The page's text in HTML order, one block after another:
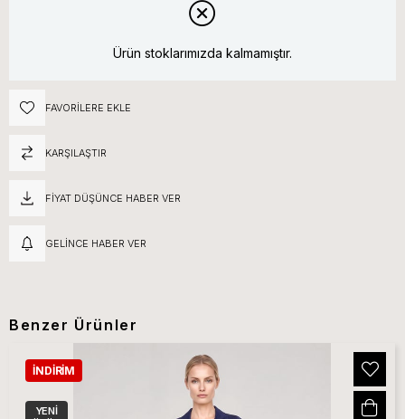
Ürün stoklarımızda kalmamıştır.
FAVORILERE EKLE
KARŞILAŞTIR
FIYAT DÜŞÜNCE HABER VER
GELINCE HABER VER
Benzer Ürünler
İNDIRIM
YENI